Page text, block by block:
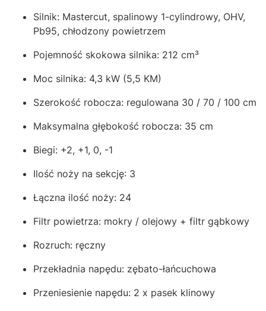
Silnik: Mastercut, spalinowy 1-cylindrowy, OHV,
Pb95, chłodzony powietrzem
Pojemność skokowa silnika: 212 cm³
Moc silnika: 4,3 kW (5,5 KM)
Szerokość robocza: regulowana 30 / 70 / 100 cm
Maksymalna głębokość robocza: 35 cm
Biegi: +2, +1, 0, -1
Ilość noży na sekcję: 3
Łączna ilość noży: 24
Filtr powietrza: mokry / olejowy + filtr gąbkowy
Rozruch: ręczny
Przekładnia napędu: zębato-łańcuchowa
Przeniesienie napędu: 2 x pasek klinowy